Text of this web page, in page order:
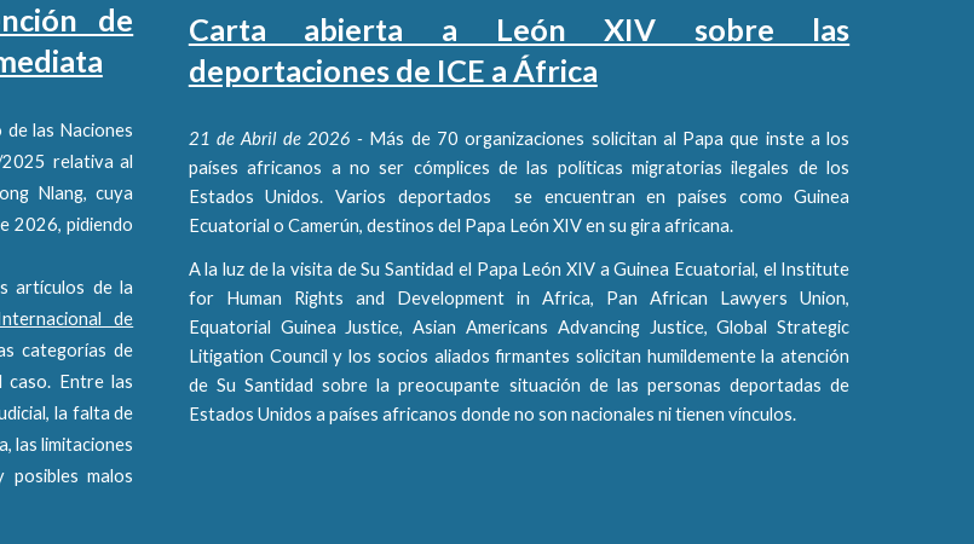
de
las Naciones
relativa al
Nlang, cuya
2026, pidiendo
artículos de la
de
categorías de
Entre las
la falta de
las limitaciones
posibles malos
Carta abierta a León XIV sobre las
deportaciones de ICE a África
21 de Abril de 2026 - Más de 70 organizaciones solicitan al Papa que inste a los
países africanos a no ser cómplices de las políticas migratorias ilegales de los
Estados Unidos. Varios deportados se encuentran en países como Guinea
Ecuatorial o Camerún, destinos del Papa León XIV en su gira africana.
A la luz de la visita de Su Santidad el Papa León XIV a Guinea Ecuatorial, el Institute
for Human Rights and Development in Africa, Pan African Lawyers Union,
Equatorial Guinea Justice, Asian Americans Advancing Justice, Global Strategic
Litigation Council y los socios aliados firmantes solicitan humildemente la atención
de Su Santidad sobre la preocupante situación de las personas deportadas de
Estados Unidos a países africanos donde no son nacionales ni tienen vínculos.